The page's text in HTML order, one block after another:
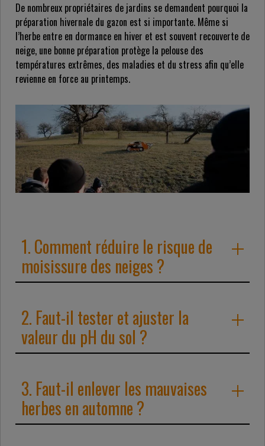
De nombreux propriétaires de jardins se demandent pourquoi la
préparation hivernale du gazon est si importante. Même si
l’herbe entre en dormance en hiver et est souvent recouverte de
neige, une bonne préparation protège la pelouse des
températures extrêmes, des maladies et du stress afin qu’elle
revienne en force au printemps.
1. Comment réduire le risque de
moisissure des neiges ?
2. Faut-il tester et ajuster la
valeur du pH du sol ?
3. Faut-il enlever les mauvaises
herbes en automne ?